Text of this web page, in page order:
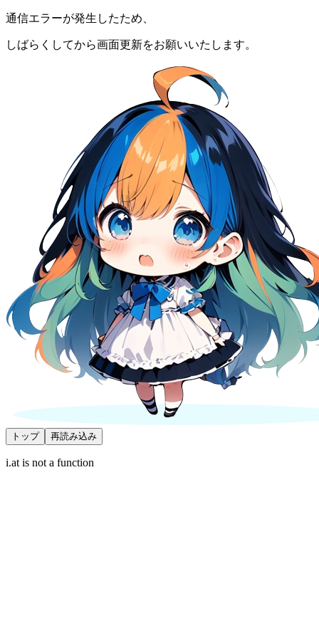
通信エラーが発生したため、
しばらくしてから画面更新をお願いいたします。
トップ 再読み込み
i.at is not a function